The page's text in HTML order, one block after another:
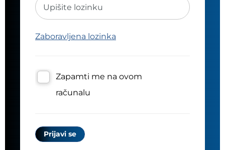
Zaboravljena lozinka
Zapamti me na ovom
računalu